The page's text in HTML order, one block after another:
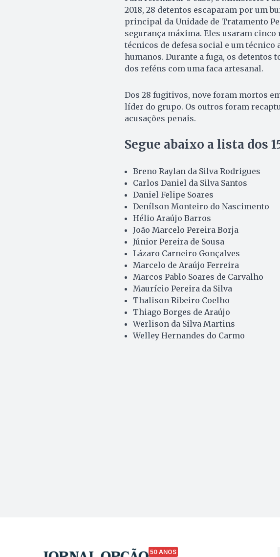
2018, 28 detentos escaparam por um
principal da Unidade de Tratamento
segurança máxima. Eles usaram
técnicos de defesa social e um
humanos. Durante a fuga, os detentos
dos reféns com uma faca artesanal.
Dos 28 fugitivos, nove foram mortos
líder do grupo. Os outros foram
acusações penais.
Segue abaixo a lista dos
Breno Raylan da Silva Rodrigues
Carlos Daniel da Silva Santos
Daniel Felipe Soares
Denílson Monteiro do Nascimento
Hélio Araújo Barros
João Marcelo Pereira Borja
Júnior Pereira de Sousa
Lázaro Carneiro Gonçalves
Marcelo de Araújo Ferreira
Marcos Pablo Soares de Carvalho
Maurício Pereira da Silva
Thalison Ribeiro Coelho
Thiago Borges de Araújo
Werlison da Silva Martins
Welley Hernandes do Carmo
50 ANOS